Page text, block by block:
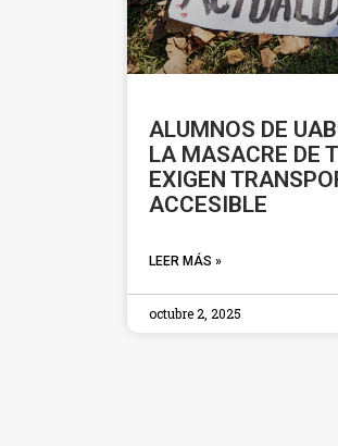
ALUMNOS DE
LA MASACRE DE
EXIGEN
ACCESIBLE
LEER MÁS »
octubre 2, 2025